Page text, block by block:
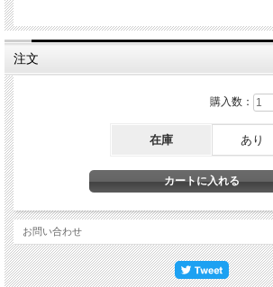
注文
購入数：
在庫 あり
お問い合わせ